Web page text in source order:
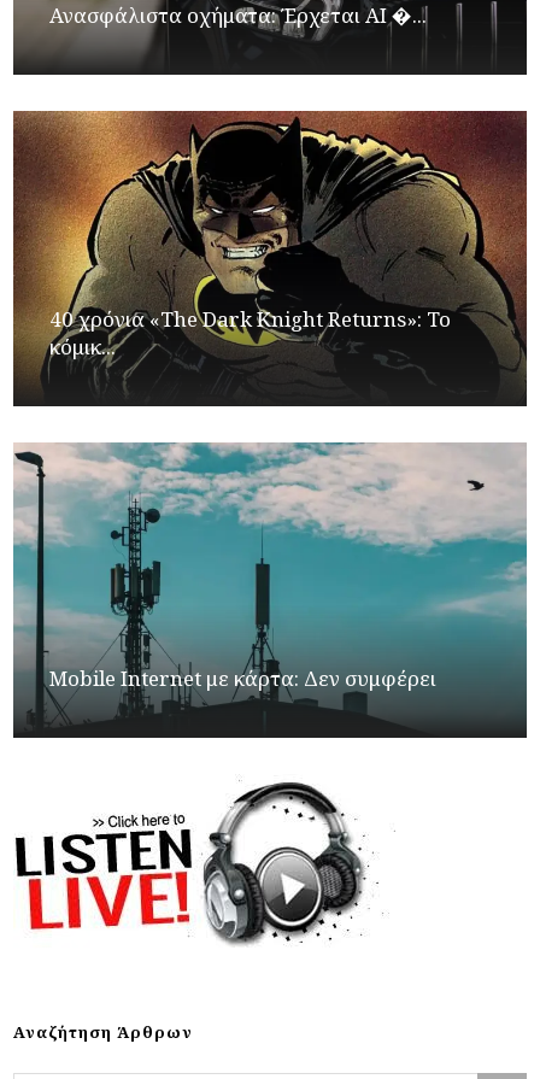
Ανασφάλιστα οχήματα: Έρχεται ΑΙ �...
40 χρόνια «The Dark Knight Returns»: Το
κόμικ...
Mobile Internet με κάρτα: Δεν συμφέρει
Αναζήτηση Άρθρων